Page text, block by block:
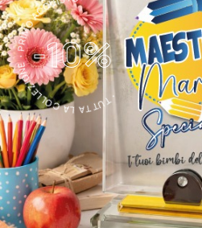
-10%
・TUTTA LA COLLEZIONE・PRIMO ACQUISTO・